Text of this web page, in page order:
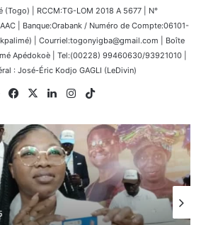
(Togo) | RCCM:TG-LOM 2018 A 5677 | N°
| Banque:Orabank / Numéro de Compte:06101-
| Courriel:togonyigba@gmail.com | Boîte
Apédokoè | Tel:(00228) 99460630/93921010 |
: José-Éric Kodjo GAGLI (LeDivin)
WebsiteFacebook
X LinkedinInstagram